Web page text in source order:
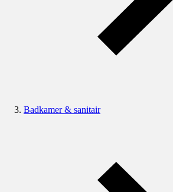
Badkamer & sanitair